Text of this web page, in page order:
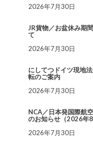
2026年7月30日
JR貨物／お盆休み期
て
2026年7月30日
にしてつドイツ現地
転のご案内
2026年7月30日
NCA／日本発国際航
のお知らせ（2026年
2026年7月30日